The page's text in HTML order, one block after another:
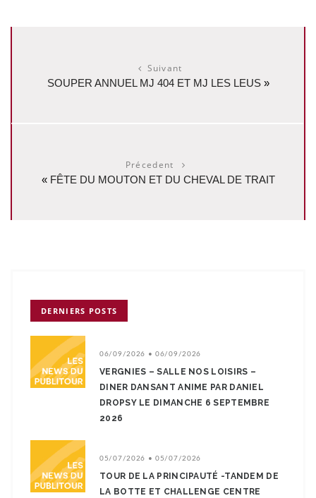
Suivant
SOUPER ANNUEL MJ 404 ET MJ LES LEUS»
Précedent
« FÊTE DU MOUTON ET DU CHEVAL DE TRAIT
DERNIERS POSTS
06/09/2026 • 06/09/2026
VERGNIES – SALLE NOS LOISIRS –
DINER DANSANT ANIME PAR DANIEL
DROPSY LE DIMANCHE 6 SEPTEMBRE
2026
05/07/2026 • 05/07/2026
TOUR DE LA PRINCIPAUTÉ -TANDEM DE
LA BOTTE ET CHALLENGE CENTRE